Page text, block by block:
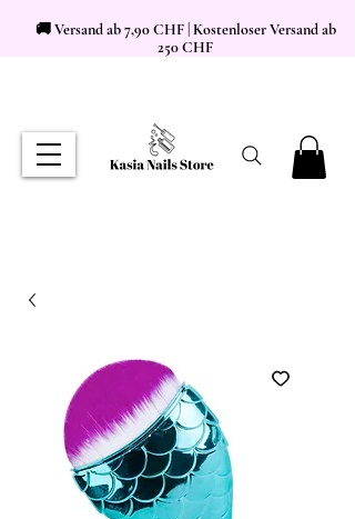
🚚 Versand ab 7,90 CHF | Kostenloser Versand ab
250 CHF